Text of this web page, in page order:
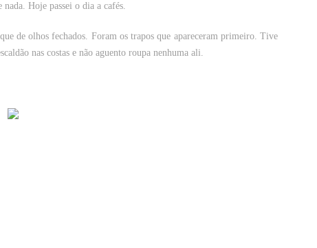
nada. Hoje passei o dia a cafés.
de olhos fechados. Foram os trapos que apareceram primeiro. Tive
nas costas e não aguento roupa nenhuma ali.